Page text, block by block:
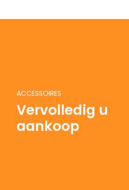
ACCESSOIRES
Vervolledig u
aankoop
€ 160,98